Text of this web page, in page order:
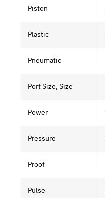
Piston
Plastic
Pneumatic
Port Size, Size
Power
Pressure
Proof
Pulse